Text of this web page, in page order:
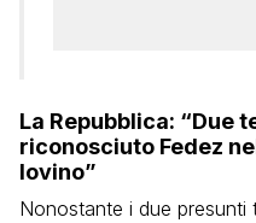
La Repubblica: “Due
riconosciuto Fedez
Iovino”
Nonostante i due presunti